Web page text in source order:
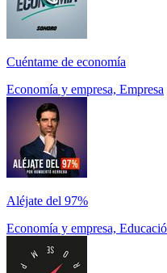
Cuéntame de economía
Economía y empresa, Empresa
Aléjate del 97%
Economía y empresa,